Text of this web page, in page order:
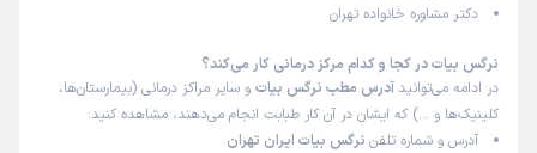
نحوه برخود پزشک و راهنمایی ابشون خوب بوو
علت مراجعه: تلفنی مشاوره گرفته بودم
کاربر دکترتو
دکتر مشاوره خانواده تهران
نرگس بیات در کجا و کدام مرکز درمانی کار می‌کند؟
در ادامه می‌توانید آدرس مطب نرگس بیات و سایر مراکز درمانی (بیمارستان‌ها،
کلینیک‌ها و …) که ایشان در آن کار طبابت انجام می‌دهند، مشاهده کنید:
آدرس و شماره تلفن نرگس بیات ایران تهران